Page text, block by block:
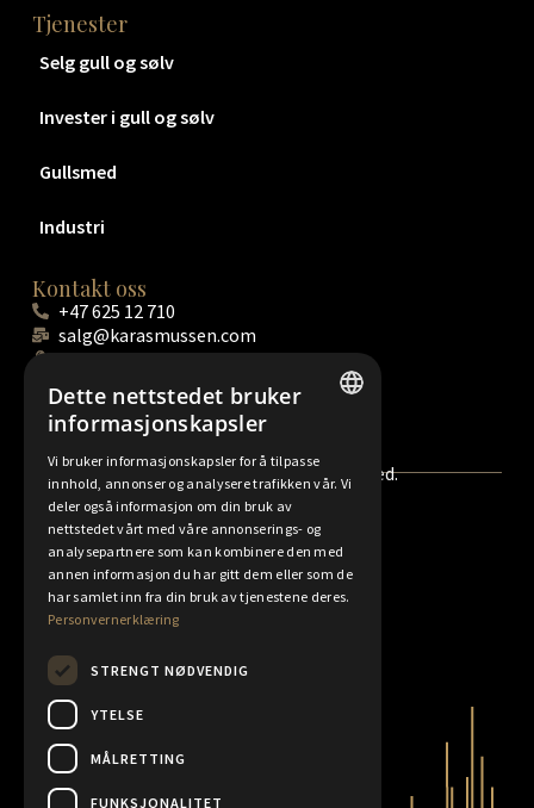
Tjenester
Selg gull og sølv
Invester i gull og sølv
Gullsmed
Industri
Kontakt oss
+47 625 12 710
salg@karasmussen.com
Hamar: Strandvegen 165, 2316 Hamar
Skøyen: Hovfaret 17A, 0275 Oslo
Se åpningstider og veibeskrivelser
© 2020 K.A.Rasmussen AS. All rights reserved.
Angreskjema Forretningsvilkår
Personvernerklæring Policyer
FINNISH
ENGLISH
SWEDISH
Dette nettstedet bruker
informasjonskapsler
Vi bruker informasjonskapsler for å tilpasse
innhold, annonser og analysere trafikken vår. Vi
deler også informasjon om din bruk av
nettstedet vårt med våre annonserings- og
analysepartnere som kan kombinere den med
annen informasjon du har gitt dem eller som de
har samlet inn fra din bruk av tjenestene deres.
Personvernerklæring
STRENGT NØDVENDIG
YTELSE
MÅLRETTING
FUNKSJONALITET